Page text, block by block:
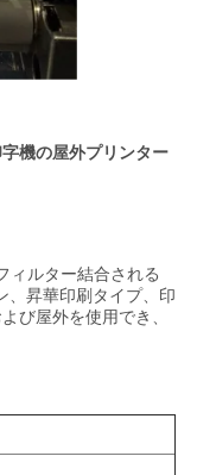
機の屋外プリンター
ィルター結合される
、昇華印刷タイプ、印
び屋外を使用でき、